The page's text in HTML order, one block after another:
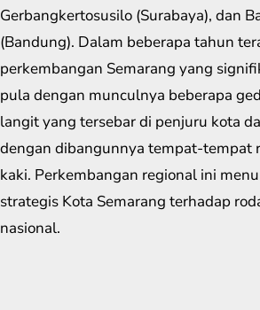
Gerbangkertosusilo (Surabaya), dan
(Bandung). Dalam beberapa tahun
perkembangan Semarang yang
pula dengan munculnya beberapa
langit yang tersebar di penjuru kota
dengan dibangunnya tempat-tempat
kaki. Perkembangan regional ini
strategis Kota Semarang terhadap
nasional.